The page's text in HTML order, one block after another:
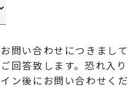
問い合わせにつきまして
回答致します。恐れ入り
ン後にお問い合わせくだ